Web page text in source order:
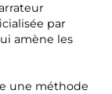
par
amène les
une méthode